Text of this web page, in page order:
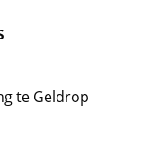
te Geldrop